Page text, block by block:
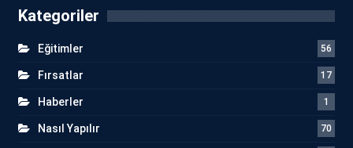
Kategoriler
Eğitimler 56
Fırsatlar 17
Haberler 1
Nasıl Yapılır 70